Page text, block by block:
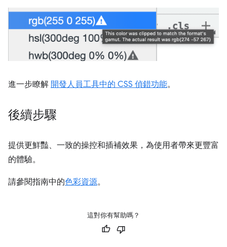
進一步瞭解 開發人員工具中的 CSS 偵錯功能。
後續步驟
提供更鮮豔、一致的操控和插補效果，為使用者帶來更豐富
的體驗。
請參閱指南中的色彩資源。
這對你有幫助嗎？